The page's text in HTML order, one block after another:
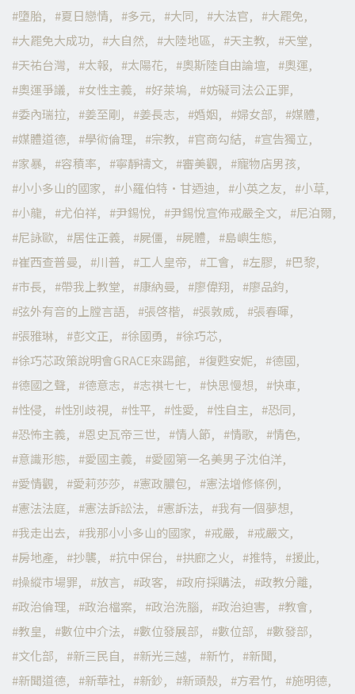
墮胎
夏日戀情 多元 大同 大法官
大罷免
大罷免大成功
大自然 大陸地區 天主教
天堂
天祐台灣
太報 太陽花 奧斯陸自由論壇
奧運
奧運爭議
女性主義 好萊塢
妨礙司法公正罪
委內瑞拉
姜至剛 姜長志 婚姻 婦女部
媒體
媒體道德
學術倫理 宗教 官商勾結
宣告獨立
家暴
容積率 寧靜禱文 審美觀
寵物店男孩
小小多山的國家
小羅伯特·甘迺迪 小英之友
小草
小龍
尤伯祥 尹錫悅 尹錫悅宣佈戒嚴全文
尼泊爾
尼詠歐
居住正義 屍僵 屍體
島嶼生態
崔西查普曼
川普 工人皇帝 工會 左膠
巴黎
市長
帶我上教堂 康納曼 廖偉翔
廖品鈞
弦外有音的上膛言語
張啓楷 張敦威
張春暉
張雅琳
彭文正 徐國勇
徐巧芯
徐巧芯政策說明會GRACE來踢館
復甦安妮
德國
德國之聲
德意志 志祺七七 快思慢想
快車
性侵
性別歧視 性平 性愛 性自主
恐同
恐怖主義
恩史瓦帝三世 情人節 情歌
情色
意識形態
愛國主義
愛國第一名美男子沈伯洋
愛情觀
愛莉莎莎 憲政膿包
憲法增修條例
憲法法庭
憲法訴訟法 憲訴法
我有一個夢想
我走出去
我那小小多山的國家 戒嚴
戒嚴文
房地產
抄襲 抗中保台 拱廊之火 推特
援此
操縱市場罪
放言 政客 政府採購法
政教分離
政治倫理
政治檔案 政治洗腦 政治迫害
教會
教皇
數位中介法 數位發展部 數位部
數發部
文化部
新三民自 新光三越 新竹
新聞
新聞道德
新華社 新鈔 新頭殼 方君竹
施明德